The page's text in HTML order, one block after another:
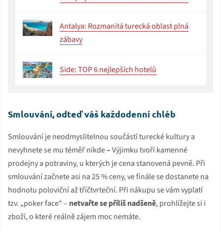
Antalya: Rozmanitá turecká oblast plná
zábavy
Side: TOP 6 nejlepších hotelů
Smlouvání, odteď váš každodenní chléb
Smlouvání je neodmyslitelnou součástí turecké kultury a
nevyhnete se mu téměř nikde–Výjimku tvoří kamenné
prodejny a potraviny, u kterých je cena stanovená pevně. Při
smlouvání začnete asi na 25 % ceny, ve finále se dostanete na
hodnotu poloviční až tříčtvrteční. Při nákupu se vám vyplatí
tzv. „poker face“ – netvařte se příliš nadšeně, prohlížejte si i
zboží, o které reálně zájem moc nemáte.